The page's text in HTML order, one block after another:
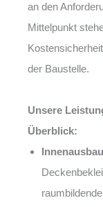
an den
Mittelpunkt
der Baustelle.
Unsere
Überblick: